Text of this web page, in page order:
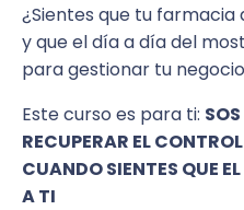
¿Sientes que tu
y que el día a día del
para gestionar tu
Este curso es para ti:
RECUPERAR EL
CUANDO SIENTES QUE
A TI